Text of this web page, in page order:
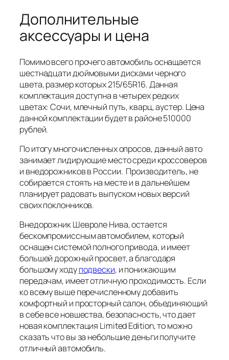
Дополнительные
аксессуары и цена
Помимо всего прочего автомобиль оснащается
шестнадцати дюймовыми дисками черного
цвета, размер которых 215/65R16. Данная
комплектация доступна в четырех редких
цветах: Сочи, млечный путь, кварц, аустер. Цена
данной комплектации будет в районе 510000
рублей.
По итогу многочисленных опросов, данный авто
занимает лидирующие место среди кроссоверов
и внедорожников в России. Производитель, не
собирается стоять на месте и в дальнейшем
планирует радовать выпуском новых версий
своих поклонников.
Внедорожник Шевроле Нива, остается
бескомпромиссным автомобилем, который
оснащен системой полного привода, и имеет
большей дорожный просвет, а благодаря
большому ходуподвески, и понижающим
передачам, имеет отличную проходимость. Если
ко всему выше перечисленному добавить
комфортный и просторный салон, объединяющий
в себе все новшества, безопасность, что дает
новая комплектация Limited Edition, то можно
сказать что вы за небольшие деньги получите
отличный автомобиль.